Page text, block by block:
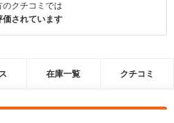
クチコミでは
価されています
在庫一覧 クチコミ